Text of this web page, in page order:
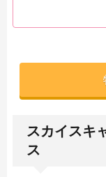
スカイスキ
ス